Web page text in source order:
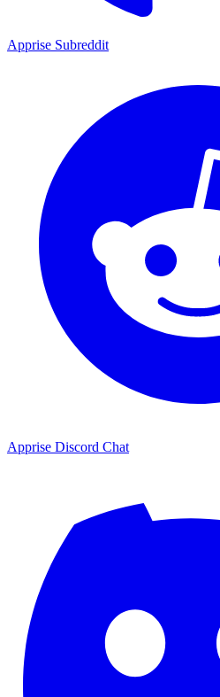
Apprise Subreddit
Apprise Discord Chat